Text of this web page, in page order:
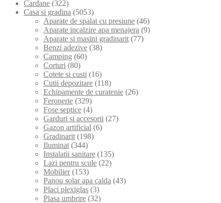
Cardane (322)
Casa si gradina (5053)
Aparate de spalat cu presiune (46)
Aparate incalzire apa menajera (9)
Aparate si masini gradinarit (77)
Benzi adezive (38)
Camping (60)
Corturi (80)
Cotete si custi (16)
Cutii depozitare (118)
Echipamente de curatenie (26)
Feronerie (329)
Fose septice (4)
Garduri si accesorii (27)
Gazon artificial (6)
Gradinarit (198)
Iluminat (344)
Instalatii sanitare (135)
Lazi pentru scule (22)
Mobilier (153)
Panou solar apa calda (43)
Placi plexiglas (3)
Plasa umbrire (32)